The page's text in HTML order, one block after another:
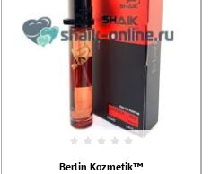
Berlin Kozmetik™